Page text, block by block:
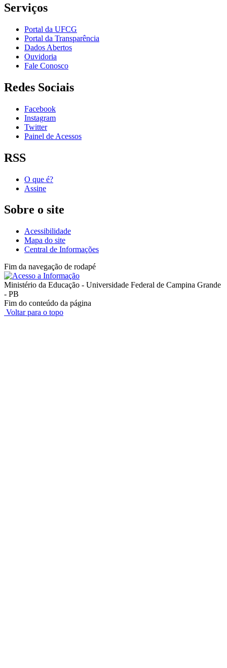
Serviços
Portal da UFCG
Portal da Transparência
Dados Abertos
Ouvidoria
Fale Conosco
Redes Sociais
Facebook
Instagram
Twitter
Painel de Acessos
RSS
O que é?
Assine
Sobre o site
Acessibilidade
Mapa do site
Central de Informações
Fim da navegação de rodapé
Ministério da Educação - Universidade Federal de Campina Grande
- PB
Fim do conteúdo da página
Voltar para o topo